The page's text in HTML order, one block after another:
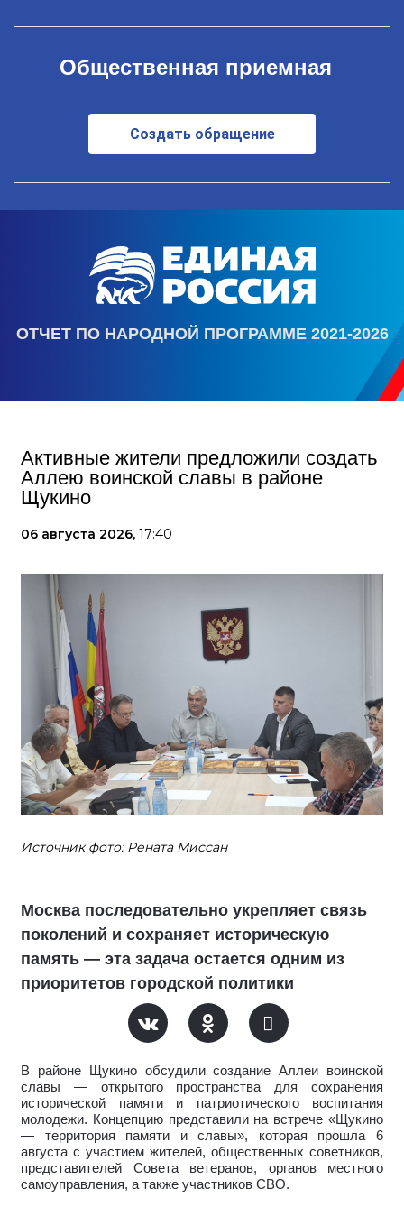
Общественная приемная
Создать обращение
ОТЧЕТ ПО НАРОДНОЙ ПРОГРАММЕ 2021-2026
Активные жители предложили создать
Аллею воинской славы в районе
Щукино
06 августа 2026, 17:40
Источник фото: Рената Миссан
Москва последовательно укрепляет связь
поколений и сохраняет историческую
память — эта задача остается одним из
приоритетов городской политики
В районе Щукино обсудили создание Аллеи воинской
славы — открытого пространства для сохранения
исторической памяти и патриотического воспитания
молодежи. Концепцию представили на встрече «Щукино
— территория памяти и славы», которая прошла 6
августа с участием жителей, общественных советников,
представителей Совета ветеранов, органов местного
самоуправления, а также участников СВО.